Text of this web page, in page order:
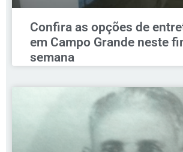
Confira as opções de
em Campo Grande neste
semana